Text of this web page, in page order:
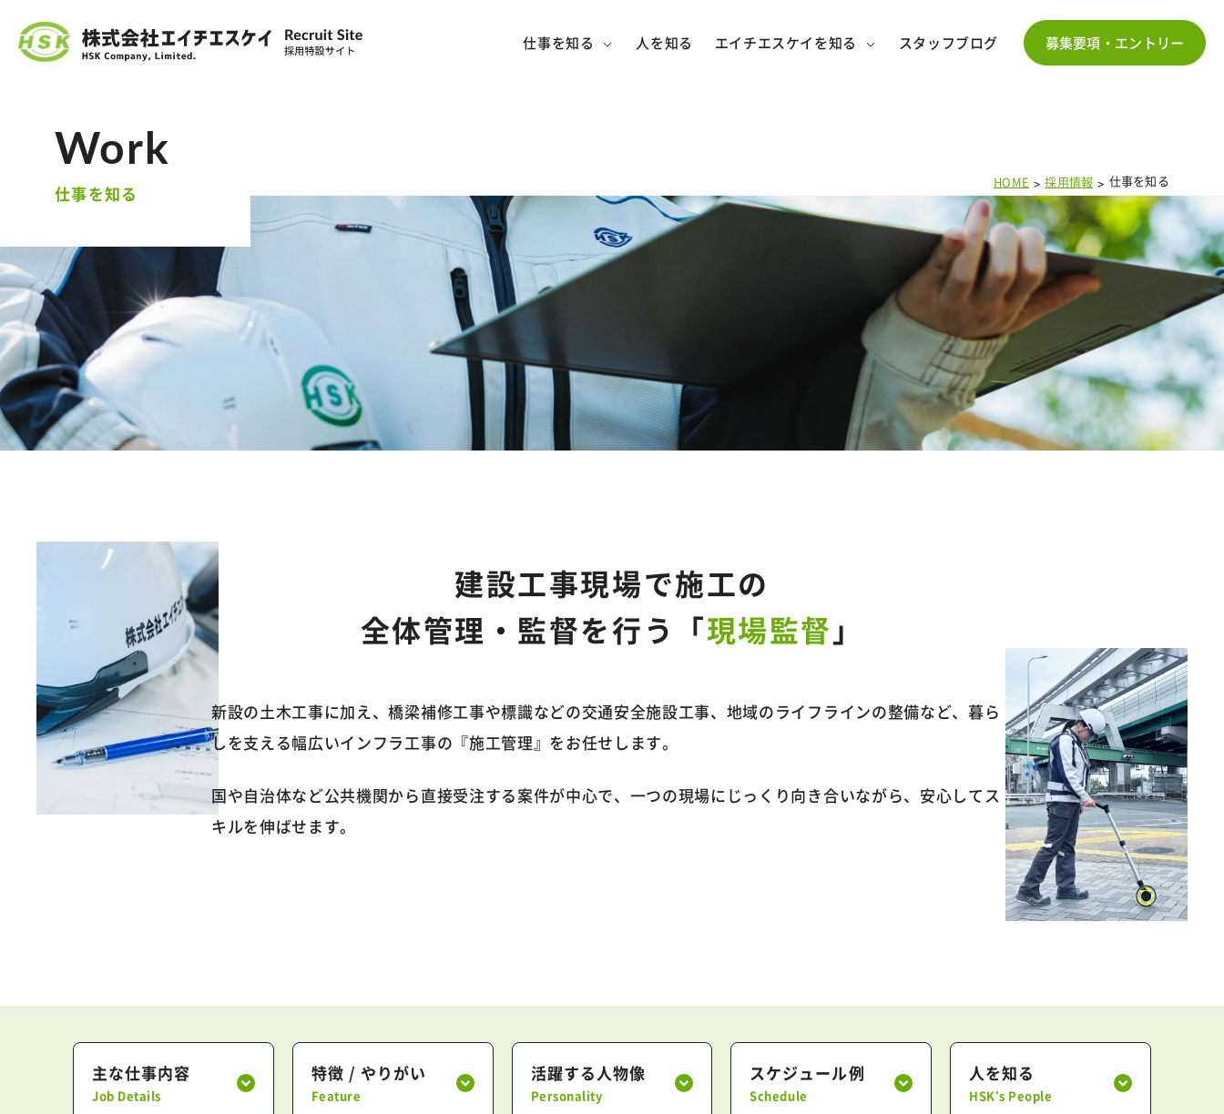
仕事を知る 人を知る エイチエスケイを知る スタッフブログ 募集要項・エントリー
仕事を知る
HOME 採用情報 仕事を知る
建設工事現場で施工の
全体管理・監督を行う「現場監督 」
新設の土木工事に加え、橋梁補修工事や標識などの交通安全施設工事、地域のライフラインの整備など、暮ら
しを支える幅広いインフラ工事の『施工管理』をお任せします。
国や自治体など公共機関から直接受注する案件が中心で、一つの現場にじっくり向き合いながら、安心してス
キルを伸ばせます。
主な仕事内容 特徴 / やりがい 活躍する人物像 スケジュール例 人を知る